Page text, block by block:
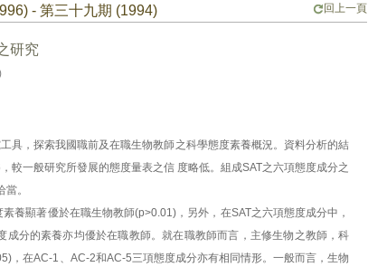
- 第三十九期 (1994) 回上一頁
研究
具，探索我國職前及在職生物教師之科學態度素養概況。資料分析的結
較一般研究所發展的態度量表之信 度略低。組成SAT之六項態度成分之
。
養顯著優於在職生物教師(p>0.01)，另外，在SAT之六項態度成分中，
成分的素養亦均優於在職教師。就在職教師而言，主修生物之教師，科
，在AC-1、AC-2和AC-5三項態度成分亦有相同情形。一般而言，生物